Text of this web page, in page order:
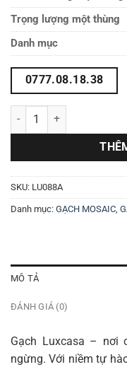
Trọng lượng một thùng
Danh mục
0777.08.18.38
Gạch mosaic vỉ 300X300
SKU: LU088A
Danh mục: GẠCH MOSAIC
MÔ TẢ
ĐÁNH GIÁ (0)
Gạch Luxcasa – nơi
ngừng. Với niềm tự